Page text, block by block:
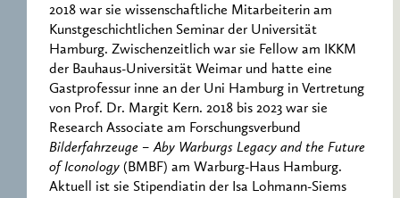
2018 war sie wissenschaftliche Mitarbeiterin am
Kunstgeschichtlichen Seminar der Universität
Hamburg. Zwischenzeitlich war sie Fellow am IKKM
der Bauhaus-Universität Weimar und hatte eine
Gastprofessur inne an der Uni Hamburg in Vertretung
von Prof. Dr. Margit Kern. 2018 bis 2023 war sie
Research Associate am Forschungsverbund
Bilderfahrzeuge – Aby Warburgs Legacy and the Future
of Iconology (BMBF) am Warburg-Haus Hamburg.
Aktuell ist sie Stipendiatin der Isa Lohmann-Siems